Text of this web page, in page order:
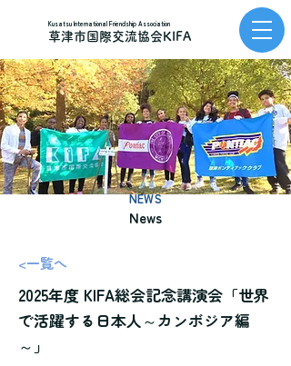
Kusatsu International Friendship Association
草津市国際交流協会KIFA
NEWS
News
<一覧へ
2025年度 KIFA総会記念講演会「世界
で活躍する日本人～カンボジア編
～」